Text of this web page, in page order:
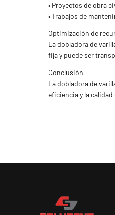
• Proyectos de obra
• Trabajos de
Optimización de
La dobladora de
fija y puede ser
Conclusión
La dobladora de
eficiencia y la